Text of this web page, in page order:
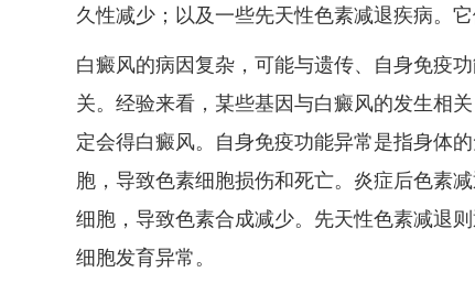
久性减少；以及一些先天性色素减退疾病。它
白癜风的病因复杂，可能与遗传、自身免疫
关。经验来看，某些基因与白癜风的发生相
定会得白癜风。自身免疫功能异常是指身体
胞，导致色素细胞损伤和死亡。炎症后色素
细胞，导致色素合成减少。先天性色素减退
细胞发育异常。